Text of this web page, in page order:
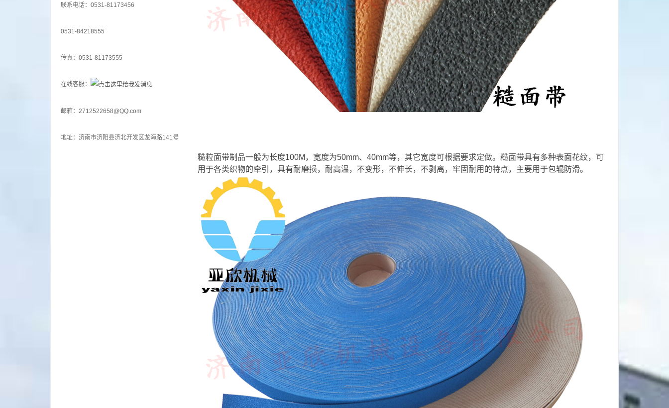
糙粒面带制品一般为长度100M，宽度为50mm、40mm等，其它宽度可根据要求定做。糙面带具有多种表面花纹，可
用于各类织物的牵引，具有耐磨损，耐高温，不变形，不伸长，不剥离，牢固耐用的特点，主要用于包辊防滑。
联系电话：0531-81173456
0531-84218555
传真：0531-81173555
在线客服：
邮箱：2712522658@QQ.com
地址：济南市济阳县济北开发区龙海路141号